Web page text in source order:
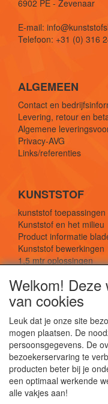
6902 PE - Zevenaar
E-mail:
Telefoon: +31 (0) 316
ALGEMEEN
Contact en
Levering, retour en
Algemene
Privacy-AVG
Links/referenties
KUNSTSTOF
kunststof
Kunststof en het milieu
Product informatie
Kunststof bewerkingen
1,5 mtr oplossingen
SOCIALE MEDIA
De webshop
Welkom! Deze
van cookies
Leuk dat je onze site
mogen plaatsen. De
persoonsgegevens. De
bezoekerservaring te
producten beter bij je
een optimaal werkende
alle vakjes aan!